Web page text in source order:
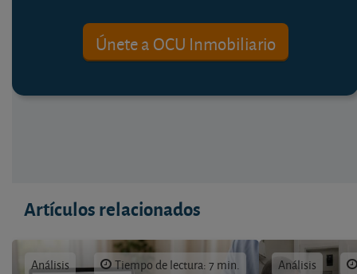
Únete a OCU Inmobiliario
Artículos relacionados
Análisis Tiempo de lectura: 7 min. Análisis